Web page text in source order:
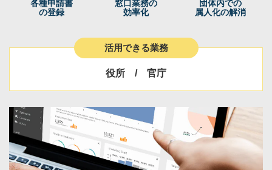
各種申請書
の登録
窓口業務の
効率化
団体内での
属人化の解消
活用できる業務
役所 / 官庁